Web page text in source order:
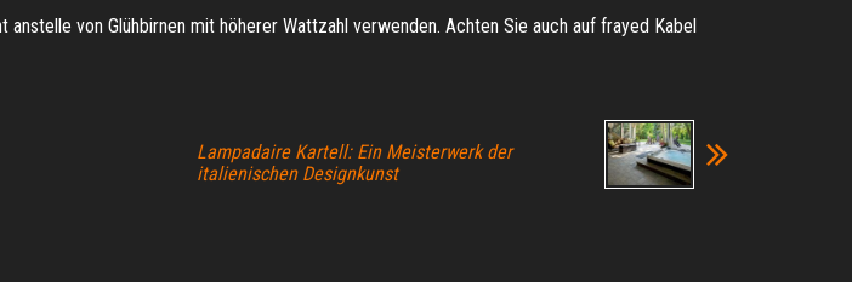
von Glühbirnen mit höherer Wattzahl verwenden. Achten Sie auch auf frayed Kabel
Lampadaire Kartell: Ein Meisterwerk der
italienischen Designkunst